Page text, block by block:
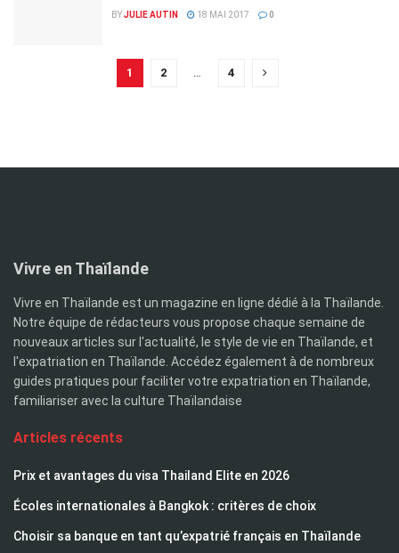
BYJULIE AUTIN 18 MAI 2017 0
1 2 … 4
Vivre en Thaïlande
Vivre en Thaïlande est un magazine en ligne dédié à la Thaïlande.
Notre équipe de rédacteurs vous propose chaque semaine de
nouveaux articles sur l'actualité, le style de vie en Thaïlande, et
l'expatriation en Thaïlande. Accédez également à de nombreux
guides pratiques pour faciliter votre expatriation en Thaïlande,
familiariser avec la culture Thaïlandaise
Articles récents
Prix et avantages du visa Thailand Elite en 2026
Écoles internationales à Bangkok : critères de choix
Choisir sa banque en tant qu’expatrié français en Thaïlande